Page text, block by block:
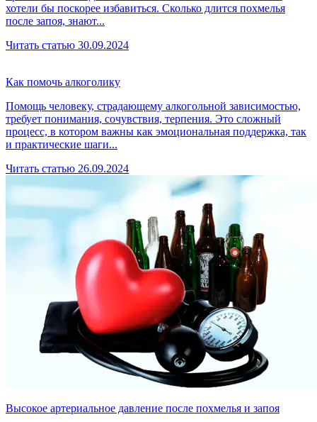
хотели бы поскорее избавиться. Сколько длится похмелья
после запоя, знают...
Читать статью 30.09.2024
Как помочь алкоголику
Помощь человеку, страдающему алкогольной зависимостью,
требует понимания, сочувствия, терпения. Это сложный
процесс, в котором важны как эмоциональная поддержка, так
и практические шаги...
Читать статью 26.09.2024
Высокое артериальное давление после похмелья и запоя